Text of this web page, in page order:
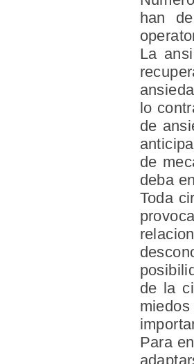
han
La
lo
de
de
deba
Toda
de la
Para